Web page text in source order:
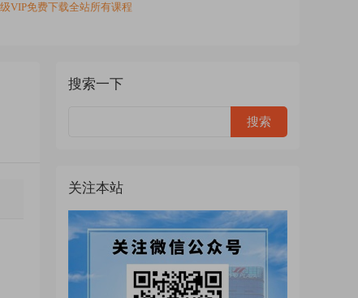
VIP免费下载全站所有课程
搜索一下
关注本站